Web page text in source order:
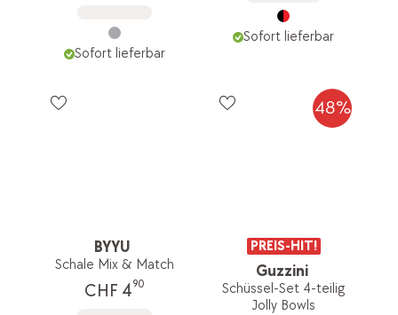
Sofort lieferbar
Sofort lieferbar
BYYU
Schale Mix & Match
CHF 490
48%
PREIS-HIT!
Guzzini
Schüssel-Set 4-teilig
Jolly Bowls